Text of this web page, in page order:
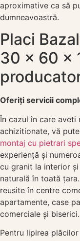
aproximative ca să
dumneavoastră.
Placi
30 x 60 x
Oferiți servicii
În cazul în care aveti
achizitionate, vă
montaj cu pietrari
experiență și
cu granit la interior
naturală în toată
reusite în centre
apartamente, case
comerciale și biserici.
Pentru lipirea